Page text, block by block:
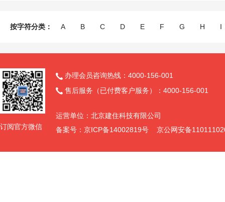
按字符分类： A B C D E F G H I
订阅官方微信
 办理会员咨询热线：4000-156-001
 售后服务（已付费客户服务）：4000-156-001
运营单位：北京建住科技有限公司
备案号：京ICP备14002819号 京公网安备